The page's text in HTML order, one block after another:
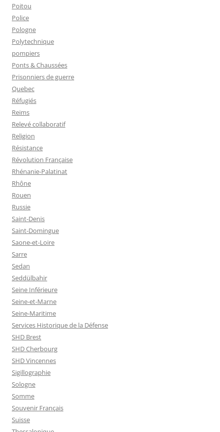
Poitou
Police
Pologne
Polytechnique
pompiers
Ponts & Chaussées
Prisonniers de guerre
Quebec
Réfugiés
Reims
Relevé collaboratif
Religion
Résistance
Révolution Française
Rhénanie-Palatinat
Rhône
Rouen
Russie
Saint-Denis
Saint-Domingue
Saone-et-Loire
Sarre
Sedan
Seddülbahir
Seine Inférieure
Seine-et-Marne
Seine-Maritime
Services Historique de la Défense
SHD Brest
SHD Cherbourg
SHD Vincennes
Sigillographie
Sologne
Somme
Souvenir Français
Suisse